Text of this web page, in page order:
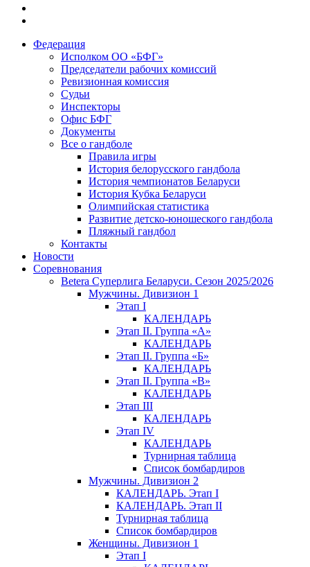
Федерация
Исполком ОО «БФГ»
Председатели рабочих комиссий
Ревизионная комиссия
Судьи
Инспекторы
Офис БФГ
Документы
Все о гандболе
Правила игры
История белорусского гандбола
История чемпионатов Беларуси
История Кубка Беларуси
Олимпийская статистика
Развитие детско-юношеского гандбола
Пляжный гандбол
Контакты
Новости
Соревнования
Betera Суперлига Беларуси. Сезон 2025/2026
Мужчины. Дивизион 1
Этап I
КАЛЕНДАРЬ
Этап II. Группа «А»
КАЛЕНДАРЬ
Этап II. Группа «Б»
КАЛЕНДАРЬ
Этап II. Группа «В»
КАЛЕНДАРЬ
Этап III
КАЛЕНДАРЬ
Этап IV
КАЛЕНДАРЬ
Турнирная таблица
Список бомбардиров
Мужчины. Дивизион 2
КАЛЕНДАРЬ. Этап I
КАЛЕНДАРЬ. Этап II
Турнирная таблица
Список бомбардиров
Женщины. Дивизион 1
Этап I